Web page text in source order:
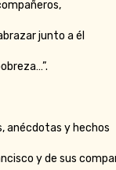
junto a él
anécdotas y hechos
y de sus